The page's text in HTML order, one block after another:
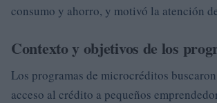
consumo y ahorro, y motivó la atención
Contexto y objetivos de los
Los programas de microcréditos
acceso al crédito a pequeños